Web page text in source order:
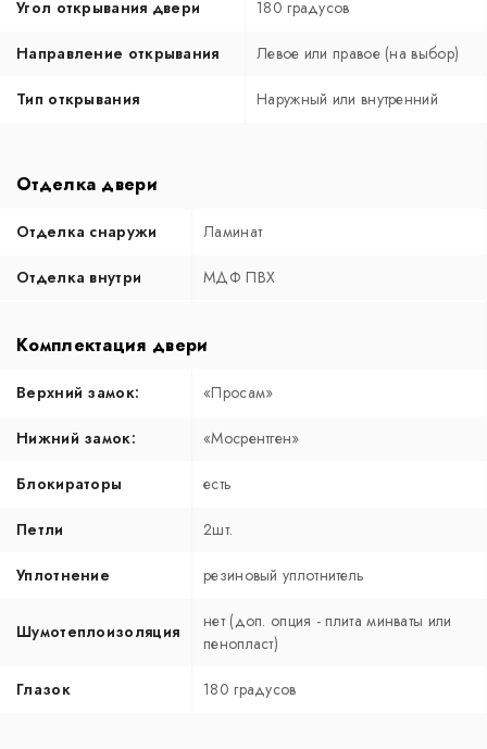
Угол открывания двери 180 градусов
Направление открывания Левое или правое (на выбор)
Тип открывания Наружный или внутренний
Отделка двери
Отделка снаружи Ламинат
Отделка внутри МДФ ПВХ
Комплектация двери
Верхний замок: «Просам»
Нижний замок: «Мосрентген»
Блокираторы есть
Петли 2шт.
Уплотнение резиновый уплотнитель
Шумотеплоизоляция
нет (доп. опция - плита минваты или
пенопласт)
Глазок 180 градусов